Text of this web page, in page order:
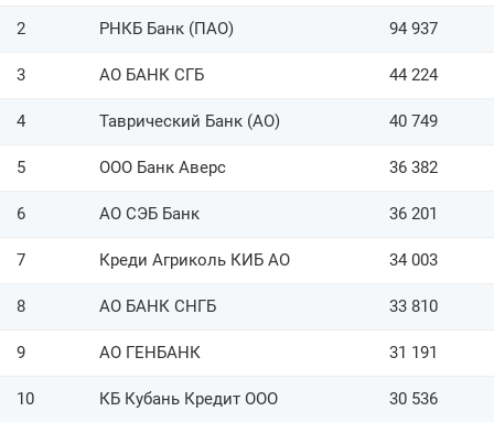
2 РНКБ Банк (ПАО) 94 937
3 АО БАНК СГБ 44 224
4 Таврический Банк (АО) 40 749
5 ООО Банк Аверс 36 382
6 АО СЭБ Банк 36 201
7 Креди Агриколь КИБ АО 34 003
8 АО БАНК СНГБ 33 810
9 АО ГЕНБАНК 31 191
10 КБ Кубань Кредит ООО 30 536